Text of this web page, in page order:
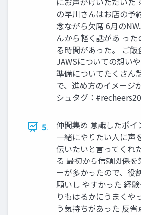
の早川さんはお店の予
念ながら欠席 6月の
んから軽く話があ った
る時間があった。 ご飯
JAWSについての想い
準備についてたくさん
で、進め方のイメージ
シュタグ：
5.
仲間集め 意識したポ
一緒にやりたい人に声
伝いたいと言ってくれ
る 最初から信頼関係を
ーが多かったので、役
願いし やすかった 経
りもはるかにうまくや
う気持ちがあった 反省